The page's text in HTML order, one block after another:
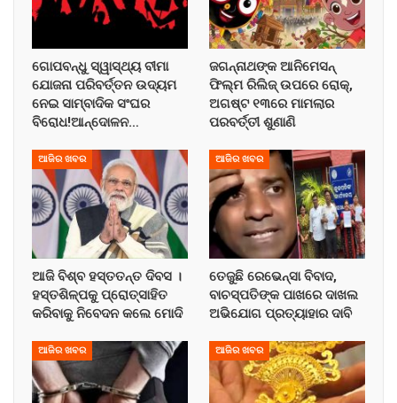
ଗୋପବନ୍ଧୁ ସ୍ୱାସ୍ଥ୍ୟ ବୀମା
ଯୋଜନା ପରିବର୍ତ୍ତନ ଉଦ୍ୟମ
ନେଇ ସାମ୍ବାଦିକ ସଂଘର
ବିରୋଧ!ଆନ୍ଦୋଳନ…
ଜଗନ୍ନାଥଙ୍କ ଆନିମେସନ୍
ଫିଲ୍ମ ରିଲିଜ୍ ଉପରେ ରୋକ୍,
ଅଗଷ୍ଟ ୧୩ରେ ମାମଲାର
ପରବର୍ତ୍ତୀ ଶୁଣାଣି
ଆଜିର ଖବର
ଆଜି ବିଶ୍ବ ହସ୍ତତନ୍ତ ଦିବସ ।
ହସ୍ତଶିଳ୍ପକୁ ପ୍ରୋତ୍ସାହିତ
କରିବାକୁ ନିବେଦନ କଲେ ମୋଦି
ଆଜିର ଖବର
ତେଜୁଛି ରେଭେନ୍ସା ବିବାଦ,
ବାଚସ୍ପତିଙ୍କ ପାଖରେ ଦାଖଲ
ଅଭିଯୋଗ ପ୍ରତ୍ୟାହାର ଦାବି
ଆଜିର ଖବର ଆଜିର ଖବର